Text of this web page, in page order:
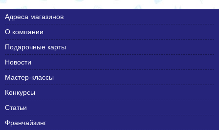
Адреса магазинов
О компании
Подарочные карты
Новости
Мастер-классы
Конкурсы
Статьи
Франчайзинг